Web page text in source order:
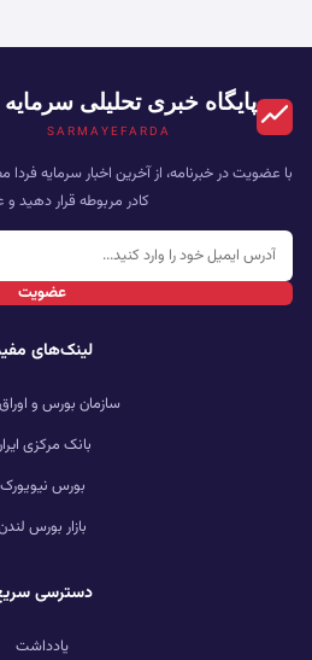
پایگاه خبری تحلیلی سرمایه
SARMAYEFARDA
با عضویت در خبرنامه، از آخرین اخبار سرمایه
کادر مربوطه قرار دهید
عضویت
لینک‌های
سازمان بورس و اوراق
بانک مرکزی
بورس نیویورک
بازار بورس
دسترسی
یادداشت